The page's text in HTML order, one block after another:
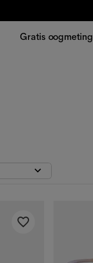
Gratis oogmeting